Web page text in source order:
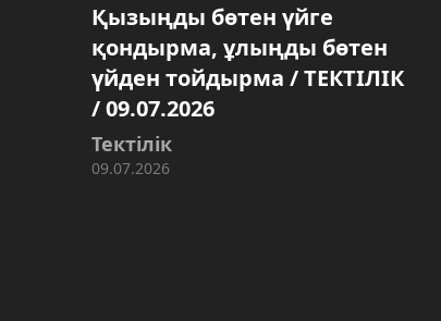
Қызыңды бөтен үйге
қондырма, ұлыңды бөтен
үйден тойдырма / ТЕКТІЛІК
/ 09.07.2026
Тектілік
09.07.2026